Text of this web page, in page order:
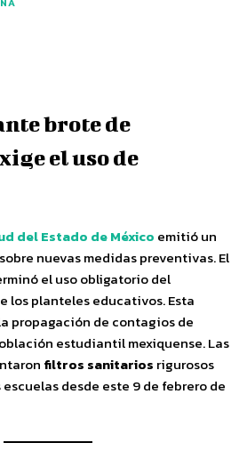
brote de
el uso de
del Estado de México emitió un
nuevas medidas preventivas. El
el uso obligatorio del
los planteles educativos. Esta
propagación de contagios de
estudiantil mexiquense. Las
filtros sanitarios rigurosos
desde este 9 de febrero de